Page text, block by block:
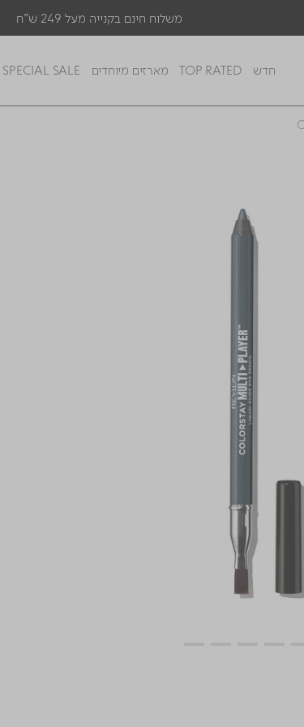
משלוח חינם בקנייה מעל 249 ש"ח
חדש TOP RATED מארזים מיוחדים SPECIAL SALE